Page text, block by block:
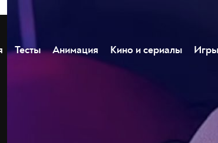
Тесты Анимация Кино и сериалы Игры